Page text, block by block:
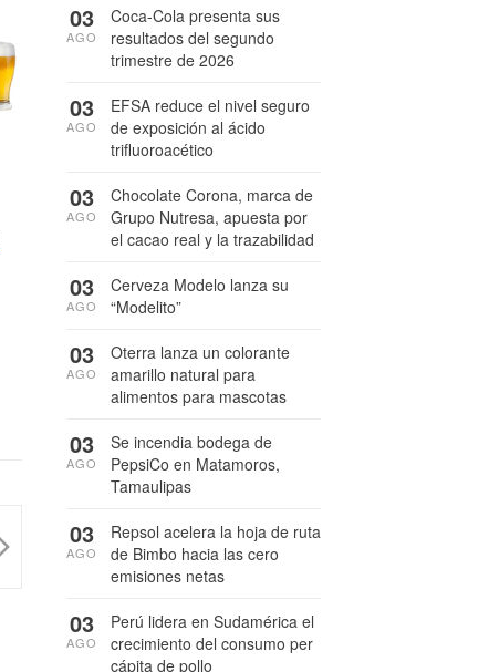
Coca-Cola presenta sus
resultados del segundo
trimestre de 2026
03
AGO
EFSA reduce el nivel seguro
de exposición al ácido
trifluoroacético
03
AGO
Chocolate Corona, marca de
Grupo Nutresa, apuesta por
el cacao real y la trazabilidad
03
AGO
Cerveza Modelo lanza su
“Modelito”
03
AGO
Oterra lanza un colorante
amarillo natural para
alimentos para mascotas
03
AGO
Se incendia bodega de
PepsiCo en Matamoros,
Tamaulipas
03
AGO
Repsol acelera la hoja de ruta
de Bimbo hacia las cero
emisiones netas
03
AGO
Perú lidera en Sudamérica el
crecimiento del consumo per
cápita de pollo
03
AGO